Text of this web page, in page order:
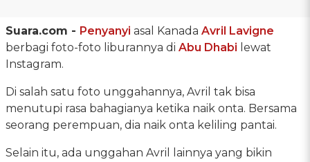
Suara.com - Penyanyi asal Kanada Avril Lavigne
berbagi foto-foto liburannya di Abu Dhabi lewat
Instagram.
Di salah satu foto unggahannya, Avril tak bisa
menutupi rasa bahagianya ketika naik onta. Bersama
seorang perempuan, dia naik onta keliling pantai.
Selain itu, ada unggahan Avril lainnya yang bikin